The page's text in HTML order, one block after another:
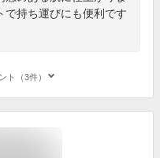
で持ち運びにも便利です
ト（3件）